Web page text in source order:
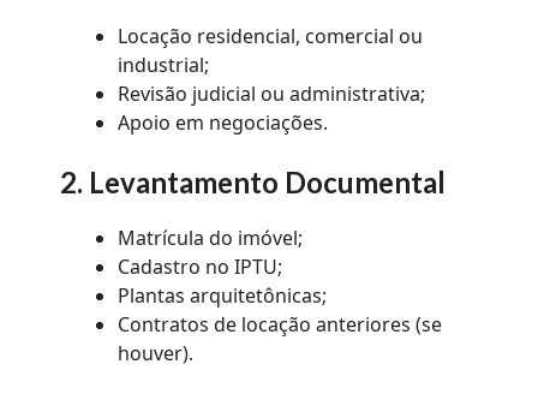
Locação residencial, comercial ou
industrial;
Revisão judicial ou administrativa;
Apoio em negociações.
2. Levantamento Documental
Matrícula do imóvel;
Cadastro no IPTU;
Plantas arquitetônicas;
Contratos de locação anteriores (se
houver).